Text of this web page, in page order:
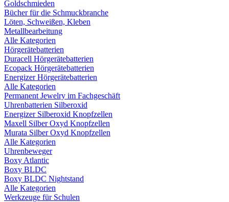
Goldschmieden
Bücher für die Schmuckbranche
Löten, Schweißen, Kleben
Metallbearbeitung
Alle Kategorien
Hörgerätebatterien
Duracell Hörgerätebatterien
Ecopack Hörgerätebatterien
Energizer Hörgerätebatterien
Alle Kategorien
Permanent Jewelry im Fachgeschäft
Uhrenbatterien Silberoxid
Energizer Silberoxid Knopfzellen
Maxell Silber Oxyd Knopfzellen
Murata Silber Oxyd Knopfzellen
Alle Kategorien
Uhrenbeweger
Boxy Atlantic
Boxy BLDC
Boxy BLDC Nightstand
Alle Kategorien
Werkzeuge für Schulen